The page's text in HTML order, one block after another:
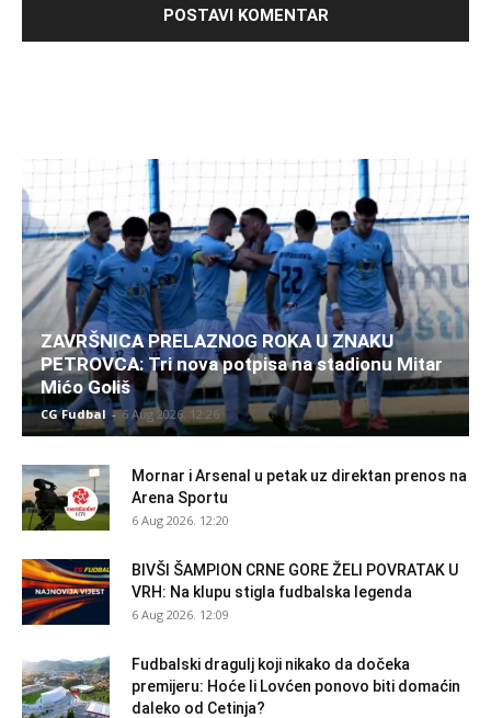
ZAVRŠNICA PRELAZNOG ROKA U ZNAKU
PETROVCA: Tri nova potpisa na stadionu Mitar
Mićo Goliš
CG Fudbal - 6 Aug 2026. 12:26
Mornar i Arsenal u petak uz direktan prenos na
Arena Sportu
6 Aug 2026. 12:20
BIVŠI ŠAMPION CRNE GORE ŽELI POVRATAK U
VRH: Na klupu stigla fudbalska legenda
6 Aug 2026. 12:09
Fudbalski dragulj koji nikako da dočeka
premijeru: Hoće li Lovćen ponovo biti domaćin
daleko od Cetinja?